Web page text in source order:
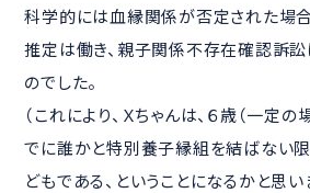
科学的には血縁関係が否定された場合
推定は働き、親子関係不存在確認訴訟
のでした。
（これにより、Ｘちゃんは、６歳（一定
でに誰かと特別養子縁組を結ばない限
どもである、ということになるかと思いま